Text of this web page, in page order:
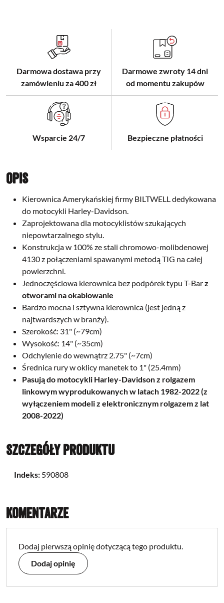
Darmowa dostawa przy
zamówieniu za 400 zł
Darmowe zwroty 14 dni
od momentu zakupów
Wsparcie 24/7 Bezpieczne płatności
Opis
Kierownica Amerykańskiej firmy BILTWELL dedykowana
do motocykli Harley-Davidson.
Zaprojektowana dla motocyklistów szukających
niepowtarzalnego stylu.
Konstrukcja w 100% ze stali chromowo-molibdenowej
4130 z połączeniami spawanymi metodą TIG na całej
powierzchni.
Jednoczęściowa kierownica bez podpórek typu T-Barz
otworami na okablowanie
Bardzo mocna i sztywna kierownica (jest jedną z
najtwardszych w branży).
Szerokość: 31" (~79cm)
Wysokość: 14" (~35cm)
Odchylenie do wewnątrz 2.75" (~7cm)
Średnica rury w oklicy manetek to 1" (25.4mm)
Pasują do motocykli Harley-Davidson z rolgazem
linkowym wyprodukowanych w latach 1982-2022 (z
wyłączeniem modeli z elektronicznym rolgazem z lat
2008-2022)
Szczegóły produktu
Indeks: 590808
Komentarze
Dodaj pierwszą opinię dotyczącą tego produktu.
Dodaj opinię